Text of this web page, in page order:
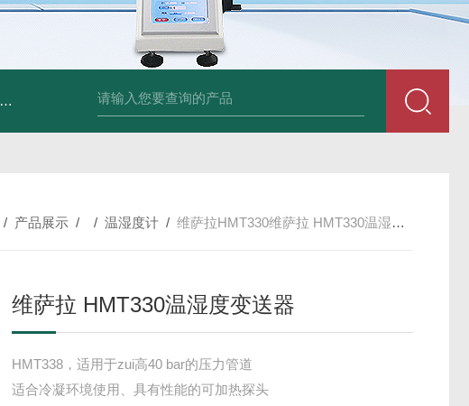
UltraCam LD500德国CS公司声学泄漏摄像机检测仪 德国美翠Metrel MI2088
/ 产品展示 / /温湿度计 /维萨拉HMT330维萨拉 HMT330温湿度变送器
维萨拉 HMT330温湿度变送器
HMT338，适用于zui高40 bar的压力管道
适合冷凝环境使用、具有性能的可加热探头